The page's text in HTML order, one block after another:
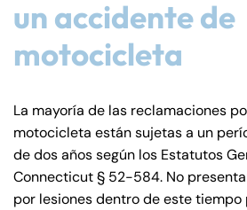
un accidente de
motocicleta
La mayoría de las reclamaciones
motocicleta están sujetas a un
de dos años según los Estatutos
Connecticut § 52-584. No
por lesiones dentro de este tiempo